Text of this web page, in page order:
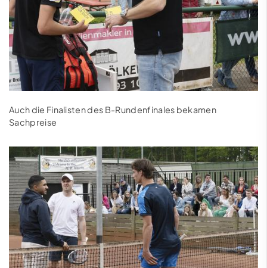
Auch die Finalisten des B-Rundenfinales bekamen
Sachpreise